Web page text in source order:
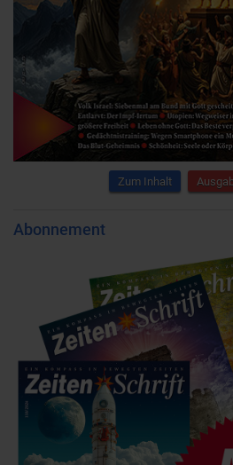
Zum Inhalt
Abonnement